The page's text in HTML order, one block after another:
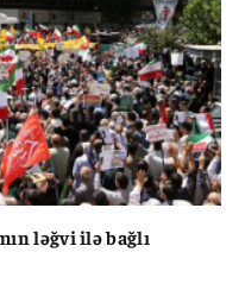
ləğvi ilə bağlı